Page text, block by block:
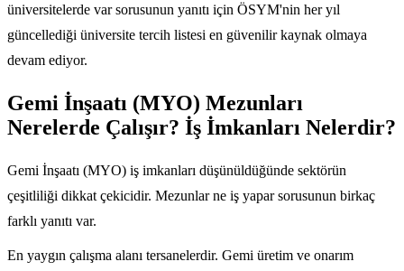
üniversitelerde var sorusunun yanıtı için ÖSYM'nin her yıl
güncellediği üniversite tercih listesi en güvenilir kaynak olmaya
devam ediyor.
Gemi İnşaatı (MYO) Mezunları
Nerelerde Çalışır? İş İmkanları Nelerdir?
Gemi İnşaatı (MYO) iş imkanları düşünüldüğünde sektörün
çeşitliliği dikkat çekicidir. Mezunlar ne iş yapar sorusunun birkaç
farklı yanıtı var.
En yaygın çalışma alanı tersanelerdir. Gemi üretim ve onarım